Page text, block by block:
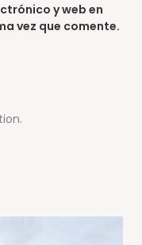
y web en
vez que comente.